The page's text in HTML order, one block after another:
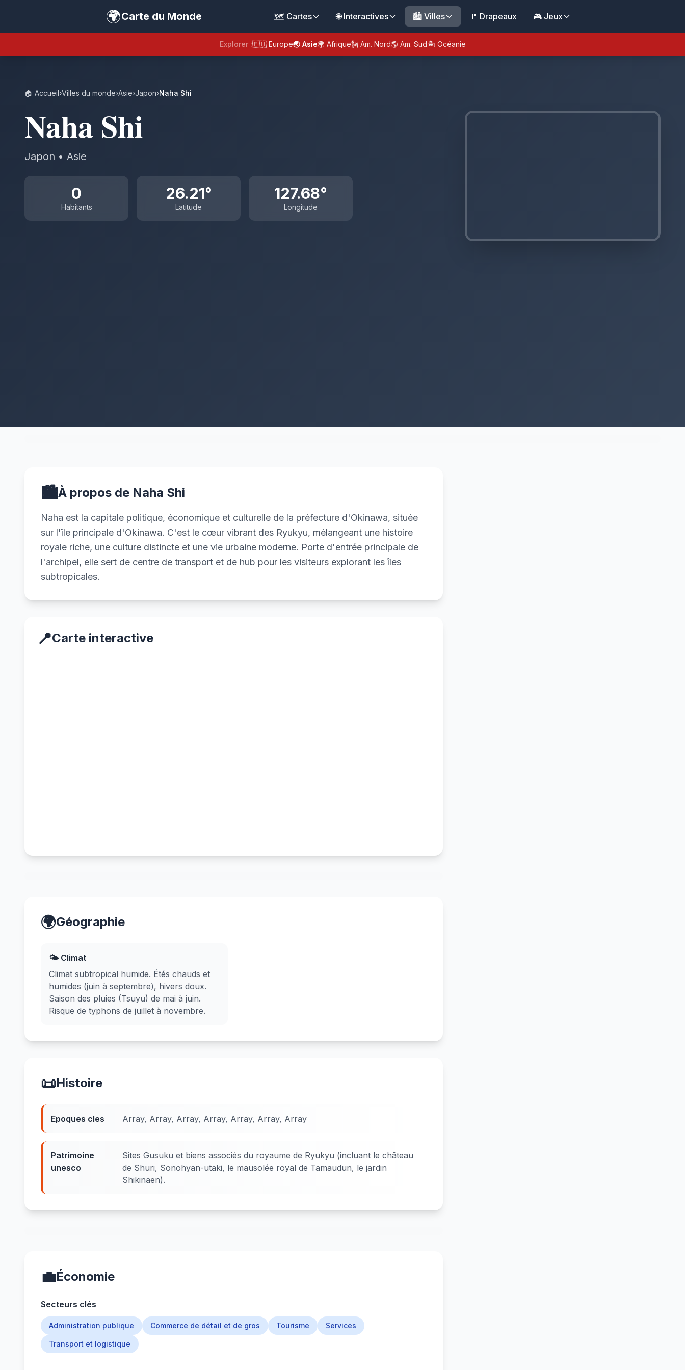
🌍Carte du Monde 🗺️ Cartes 🌐 Interactives 🏙️ Villes 🚩 Drapeaux 🎮 Jeux
Explorer :🇪🇺 Europe🌏 Asie🌍 Afrique🗽 Am. Nord🌎 Am. Sud🏝️ Océanie
🏠 Accueil›Villes du monde›Asie›Japon›Naha Shi
Naha Shi
Japon • Asie
0
Habitants
26.21°
Latitude
127.68°
Longitude
🏙️À propos de Naha Shi
Naha est la capitale politique, économique et culturelle de la préfecture d'Okinawa, située
sur l'île principale d'Okinawa. C'est le cœur vibrant des Ryukyu, mélangeant une histoire
royale riche, une culture distincte et une vie urbaine moderne. Porte d'entrée principale de
l'archipel, elle sert de centre de transport et de hub pour les visiteurs explorant les îles
subtropicales.
📍Carte interactive
🌍Géographie
🌤️ Climat
Climat subtropical humide. Étés chauds et
humides (juin à septembre), hivers doux.
Saison des pluies (Tsuyu) de mai à juin.
Risque de typhons de juillet à novembre.
📜Histoire
Epoques cles Array, Array, Array, Array, Array, Array, Array
Patrimoine
unesco
Sites Gusuku et biens associés du royaume de Ryukyu (incluant le château
de Shuri, Sonohyan-utaki, le mausolée royal de Tamaudun, le jardin
Shikinaen).
💼Économie
Secteurs clés
Administration publique Commerce de détail et de gros Tourisme Services
Transport et logistique